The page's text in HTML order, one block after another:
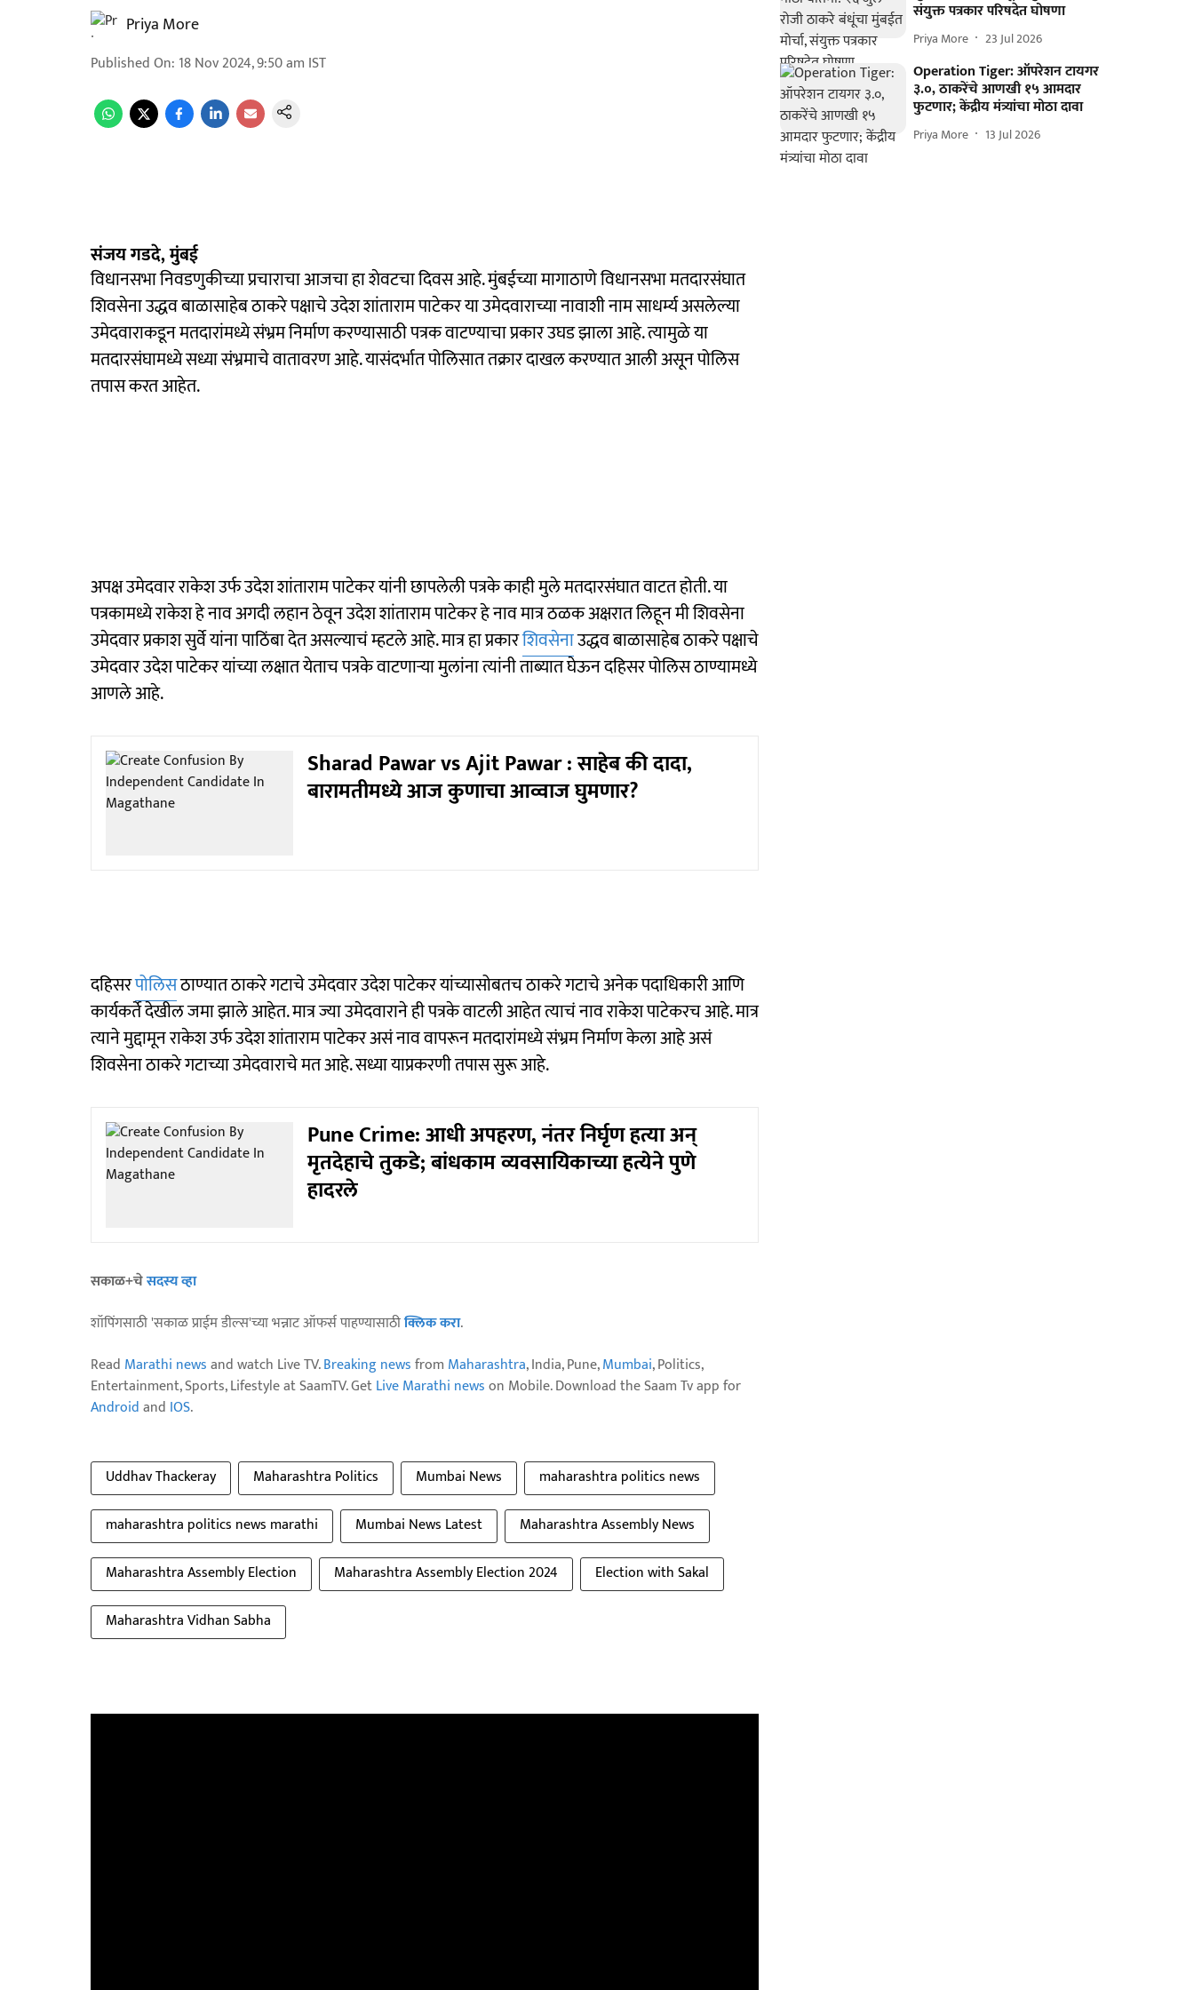
Priya More
Published On: 18 Nov 2024, 9:50 am IST
संजय गडदे, मुंबई
विधानसभा निवडणुकीच्या प्रचाराचा आजचा हा शेवटचा दिवस आहे. मुंबईच्या मागाठाणे विधानसभा मतदारसंघात
शिवसेना उद्धव बाळासाहेब ठाकरे पक्षाचे उदेश शांताराम पाटेकर या उमेदवाराच्या नावाशी नाम साधर्म्य असलेल्या
उमेदवाराकडून मतदारांमध्ये संभ्रम निर्माण करण्यासाठी पत्रक वाटण्याचा प्रकार उघड झाला आहे. त्यामुळे या
मतदारसंघामध्ये सध्या संभ्रमाचे वातावरण आहे. यासंदर्भात पोलिसात तक्रार दाखल करण्यात आली असून पोलिस
तपास करत आहेत.
अपक्ष उमेदवार राकेश उर्फ उदेश शांताराम पाटेकर यांनी छापलेली पत्रके काही मुले मतदारसंघात वाटत होती. या
पत्रकामध्ये राकेश हे नाव अगदी लहान ठेवून उदेश शांताराम पाटेकर हे नाव मात्र ठळक अक्षरात लिहून मी शिवसेना
उमेदवार प्रकाश सुर्वे यांना पाठिंबा देत असल्याचं म्हटले आहे. मात्र हा प्रकारशिवसेनाउद्धव बाळासाहेब ठाकरे पक्षाचे
उमेदवार उदेश पाटेकर यांच्या लक्षात येताच पत्रके वाटणाऱ्या मुलांना त्यांनी ताब्यात घेऊन दहिसर पोलिस ठाण्यामध्ये
आणले आहे.
Sharad Pawar vs Ajit Pawar : साहेब की दादा,
बारामतीमध्ये आज कुणाचा आव्वाज घुमणार?
दहिसरपोलिसठाण्यात ठाकरे गटाचे उमेदवार उदेश पाटेकर यांच्यासोबतच ठाकरे गटाचे अनेक पदाधिकारी आणि
कार्यकर्ते देखील जमा झाले आहेत. मात्र ज्या उमेदवाराने ही पत्रके वाटली आहेत त्याचं नाव राकेश पाटेकरच आहे. मात्र
त्याने मुद्दामून राकेश उर्फ उदेश शांताराम पाटेकर असं नाव वापरून मतदारांमध्ये संभ्रम निर्माण केला आहे असं
शिवसेना ठाकरे गटाच्या उमेदवाराचे मत आहे. सध्या याप्रकरणी तपास सुरू आहे.
Pune Crime: आधी अपहरण, नंतर निर्घृण हत्या अन्
मृतदेहाचे तुकडे; बांधकाम व्यवसायिकाच्या हत्येने पुणे
हादरले
सकाळ+चेसदस्य व्हा
शॉपिंगसाठी 'सकाळ प्राईम डील्स'च्या भन्नाट ऑफर्स पाहण्यासाठीक्लिक करा.
Read Marathi newsand watch Live TV.Breaking newsfrom Maharashtra, India, Pune,Mumbai, Politics,
Entertainment, Sports, Lifestyle at SaamTV. GetLive Marathi newson Mobile. Download the Saam Tv app for
Androidand IOS.
Uddhav Thackeray Maharashtra Politics Mumbai News
maharashtra politics news
maharashtra politics news marathi
Mumbai News Latest
Maharashtra Assembly News
Maharashtra Assembly Election
Maharashtra Assembly Election 2024
Election with Sakal
Maharashtra Vidhan Sabha
संयुक्त पत्रकार परिषदेत घोषणा
Priya More 23 Jul 2026
Operation Tiger: ऑपरेशन टायगर
३.०, ठाकरेंचे आणखी १५ आमदार
फुटणार; केंद्रीय मंत्र्यांचा मोठा दावा
Priya More 13 Jul 2026